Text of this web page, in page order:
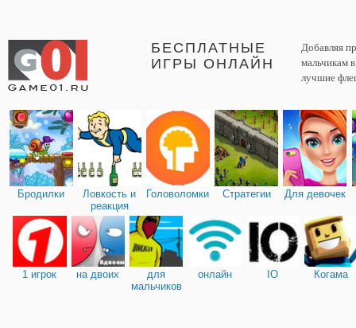
БЕСПЛАТНЫЕ
ИГРЫ ОНЛАЙН
Добавляя
мальчикам
лучшие
Бродилки
Ловкость и
реакция
Головоломки Стратегии Для девочек
1 игрок на двоих
для
мальчиков
онлайн IO Когама